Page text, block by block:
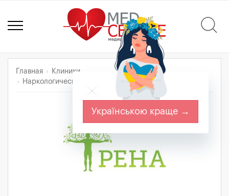
Главная
Клиники
Наркологический центр "РЕНА-Клиник"
Українською краще →